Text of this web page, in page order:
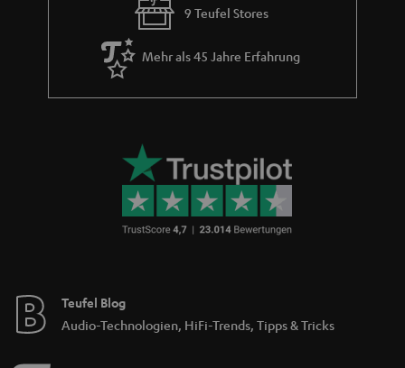
9 Teufel Stores
Mehr als 45 Jahre Erfahrung
Teufel Blog
Audio-Technologien, HiFi-Trends, Tipps & Tricks